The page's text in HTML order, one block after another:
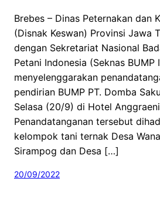
Brebes – Dinas Peternakan dan
(Disnak Keswan) Provinsi Jawa
dengan Sekretariat Nasional
Petani Indonesia (Seknas BUMP
menyelenggarakan
pendirian BUMP PT. Domba
Selasa (20/9) di Hotel
Penandatanganan tersebut
kelompok tani ternak Desa
Sirampog dan Desa […]
20/09/2022